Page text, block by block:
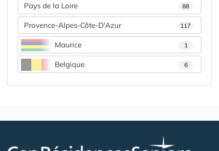
Pays de la Loire 88
Provence-Alpes-Côte-D'Azur 117
Maurice 1
Belgique 6